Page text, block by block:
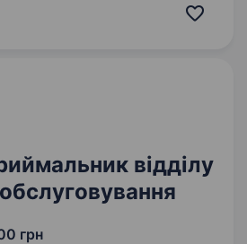
амбіції своїх працівників.
відділу
грн